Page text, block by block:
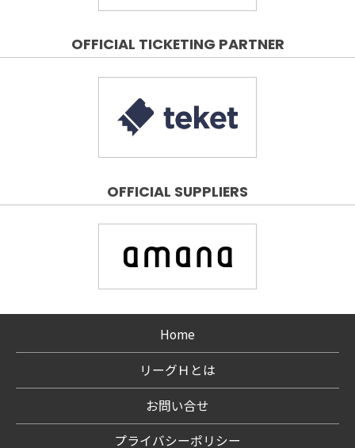
OFFICIAL TICKETING PARTNER
OFFICIAL SUPPLIERS
Home
リーグＨとは
お問い合せ
プライバシーポリシー